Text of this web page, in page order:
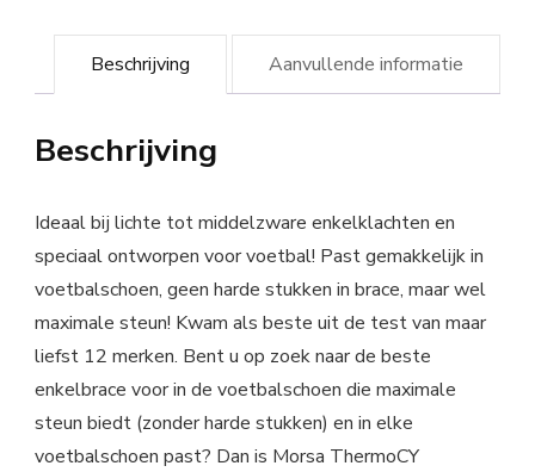
Beschrijving Aanvullende informatie
Beschrijving
Ideaal bij lichte tot middelzware enkelklachten en
speciaal ontworpen voor voetbal! Past gemakkelijk in
voetbalschoen, geen harde stukken in brace, maar wel
maximale steun! Kwam als beste uit de test van maar
liefst 12 merken. Bent u op zoek naar de beste
enkelbrace voor in de voetbalschoen die maximale
steun biedt (zonder harde stukken) en in elke
voetbalschoen past? Dan is Morsa ThermoCY